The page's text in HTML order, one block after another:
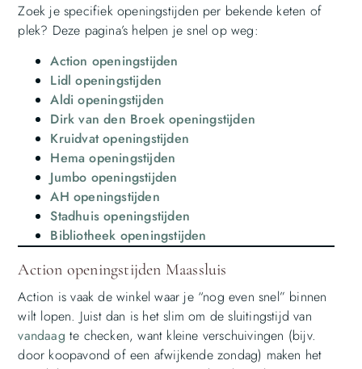
Zoek je specifiek openingstijden per bekende keten of
plek? Deze pagina’s helpen je snel op weg:
Action openingstijden
Lidl openingstijden
Aldi openingstijden
Dirk van den Broek openingstijden
Kruidvat openingstijden
Hema openingstijden
Jumbo openingstijden
AH openingstijden
Stadhuis openingstijden
Bibliotheek openingstijden
Action openingstijden Maassluis
Action is vaak de winkel waar je “nog even snel” binnen
wilt lopen. Juist dan is het slim om de sluitingstijd van
vandaag te checken, want kleine verschuivingen (bijv.
door koopavond of een afwijkende zondag) maken het